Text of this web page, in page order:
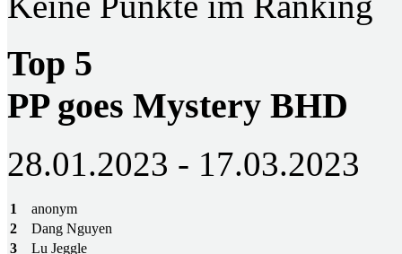
Top 5
PP goes Mystery BHD
28.01.2023 - 17.03.2023
1
anonym
2
Dang Nguyen
3
Lu Jeggle